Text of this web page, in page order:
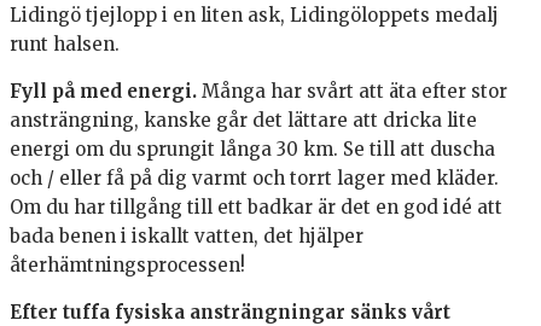
Lidingö tjejlopp i en liten ask, Lidingöloppets medalj
runt halsen.
Fyll på med energi. Många har svårt att äta efter stor
ansträngning, kanske går det lättare att dricka lite
energi om du sprungit långa 30 km. Se till att duscha
och / eller få på dig varmt och torrt lager med kläder.
Om du har tillgång till ett badkar är det en god idé att
bada benen i iskallt vatten, det hjälper
återhämtningsprocessen!
Efter tuffa fysiska ansträngningar sänks vårt